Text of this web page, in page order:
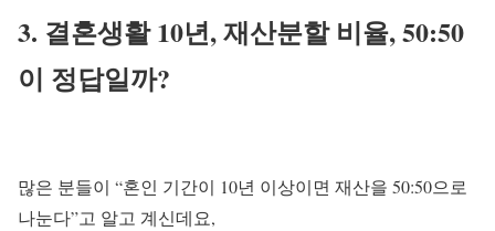
3. 결혼생활10년,재산분할 비율, 50:50
이 정답일까?
많은 분들이 “혼인 기간이 10년 이상이면 재산을 50:50으로
나눈다”고 알고 계신데요,